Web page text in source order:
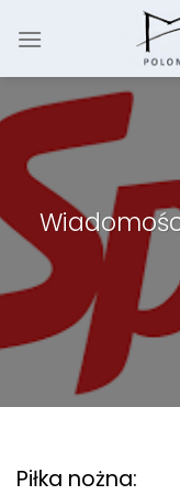
Piłka nożna: